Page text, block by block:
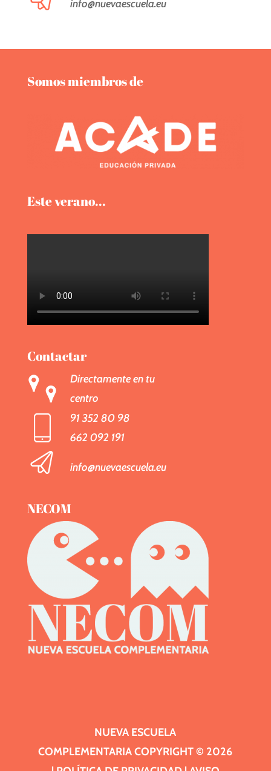
info@nuevaescuela.eu
Somos miembros de
Este verano...
Contactar
Directamente en tu
centro
91 352 80 98
662 092 191
info@nuevaescuela.eu
NECOM
NUEVA ESCUELA
COMPLEMENTARIACOPYRIGHT © 2026